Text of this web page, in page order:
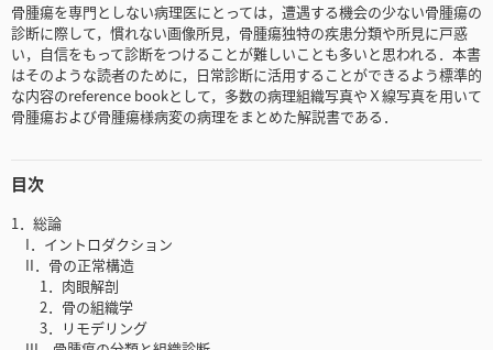
骨腫瘍を専門としない病理医にとっては，遭遇する機会の少ない骨腫瘍の
診断に際して，慣れない画像所見，骨腫瘍独特の疾患分類や所見に戸惑
い，自信をもって診断をつけることが難しいことも多いと思われる．本書
はそのような読者のために，日常診断に活用することができるよう標準的
な内容のreference bookとして，多数の病理組織写真やＸ線写真を用いて
骨腫瘍および骨腫瘍様病変の病理をまとめた解説書である．
目次
1．総論
I．イントロダクション
II．骨の正常構造
1．肉眼解剖
2．骨の組織学
3．リモデリング